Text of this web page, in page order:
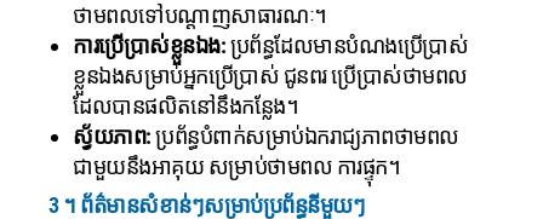
ថាមពលទៅបណ្តាញសាធារណៈ។
ការប្រើប្រាស់ខ្លួនឯង:ប្រព័ន្ធដែលមានបំណងប្រើប្រាស់
ខ្លួនឯងសម្រាប់អ្នកប្រើប្រាស់ ជូនពរ ប្រើប្រាស់ថាមពល
ដែលបានផលិតនៅនឹងកន្លែង។
ស្វ័យភាព:ប្រព័ន្ធបំពាក់សម្រាប់ឯករាជ្យភាពថាមពល
ជាមួយនឹងអាគុយ សម្រាប់ថាមពល ការផ្ទុក។
3 ។ ព័ត៌មានសំខាន់ៗសម្រាប់ប្រព័ន្ធនីមួយៗ